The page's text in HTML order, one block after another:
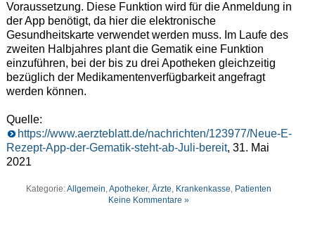
Voraussetzung. Diese Funktion wird für die Anmeldung in
der App benötigt, da hier die elektronische
Gesundheitskarte verwendet werden muss. Im Laufe des
zweiten Halbjahres plant die Gematik eine Funktion
einzuführen, bei der bis zu drei Apotheken gleichzeitig
bezüglich der Medikamentenverfügbarkeit angefragt
werden können.
Quelle:
https://www.aerzteblatt.de/nachrichten/123977/Neue-E-
Rezept-App-der-Gematik-steht-ab-Juli-bereit, 31. Mai
2021
Kategorie:Allgemein,Apotheker,Ärzte, Krankenkasse, Patienten
Keine Kommentare »